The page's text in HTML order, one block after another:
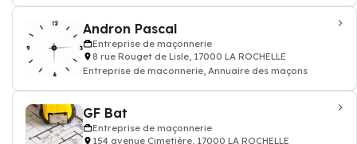
Andron Pascal
Entreprise de maçonnerie
8 rue Rouget de Lisle, 17000 LA ROCHELLE
Entreprise de maconnerie, Annuaire des maçons
GF Bat
Entreprise de maçonnerie
154 avenue Cimetière, 17000 LA ROCHELLE